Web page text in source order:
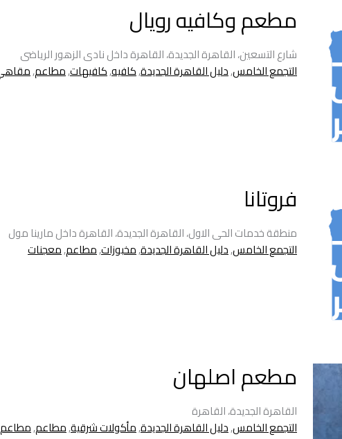
مطعم وكافيه رويال
شارع التسعين، القاهرة الجديدة، القاهرة داخل نادى الزهور الرياضى
التجمع الخامس,دليل القاهرة الجديدة,كافيه,كافيهات,مطاعم,
فروتانا
منطقة خدمات الحى الاول، القاهرة الجديدة، القاهرة داخل مارينا مول
التجمع الخامس,دليل القاهرة الجديدة,مخبوزات,مطاعم,معجنات
مطعم اصلهان
القاهرة الجديدة، القاهرة
التجمع الخامس,دليل القاهرة الجديدة,مأكولات شرقية,مطاعم,مطاعم